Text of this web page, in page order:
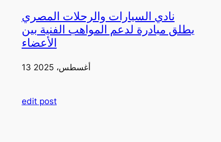
نادي السيارات والرحلات المصري
يطلق مبادرة لدعم المواهب الفنية بين
الأعضاء
13 أغسطس، 2025
edit post